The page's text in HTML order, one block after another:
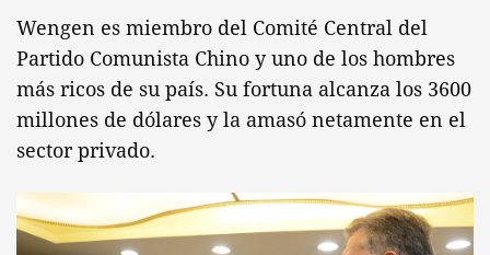
Wengen es miembro del Comité Central del
Partido Comunista Chino y uno de los hombres
más ricos de su país. Su fortuna alcanza los 3600
millones de dólares y la amasó netamente en el
sector privado.